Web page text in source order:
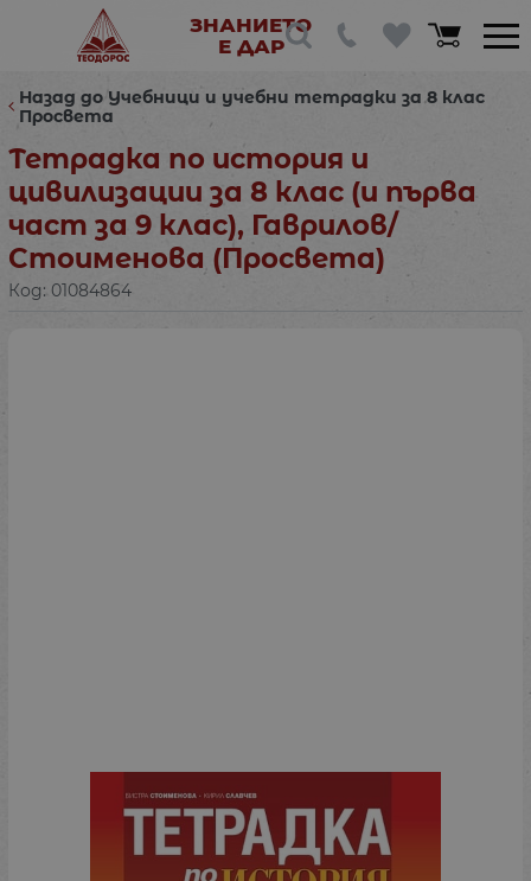
ЗНАНИЕТО
Е ДАР
Назад до Учебници и учебни тетрадки за 8 клас
Просвета
Тетрадка по история и
цивилизации за 8 клас (и първа
част за 9 клас), Гаврилов/
Стоименова (Просвета)
Код: 01084864